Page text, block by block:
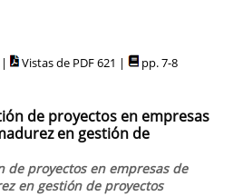
Vistas de PDF 621 | pp. 7-8
de proyectos en empresas
en gestión de
de proyectos en empresas de
en gestión de proyectos